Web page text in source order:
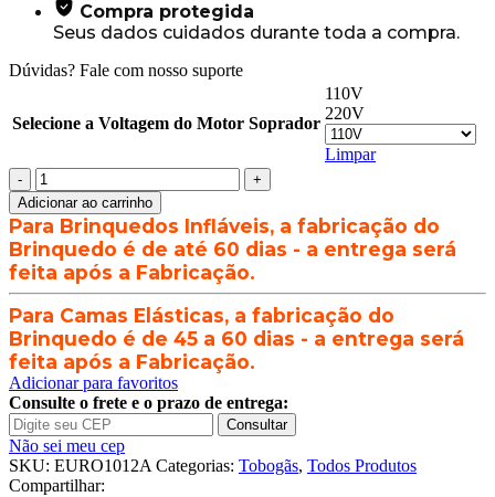
Compra protegida
Seus dados cuidados durante toda a compra.
Dúvidas? Fale com nosso suporte
Selecione a Voltagem do Motor Soprador
110V
220V
Limpar
Pula-
Pula
Cara
de
Gato
Inflável
-
3,6
m
x
5m
x
3,5m
quantidade
Adicionar ao carrinho
Para Brinquedos Infláveis, a fabricação do
Brinquedo é de até 60 dias - a entrega será
feita após a Fabricação.
Para Camas Elásticas, a fabricação do
Brinquedo é de 45 a 60 dias - a entrega será
feita após a Fabricação.
Adicionar para favoritos
Consulte o frete e o prazo de entrega:
Consultar
Não sei meu cep
SKU: EURO1012A Categorias: Tobogãs, Todos Produtos
Compartilhar: